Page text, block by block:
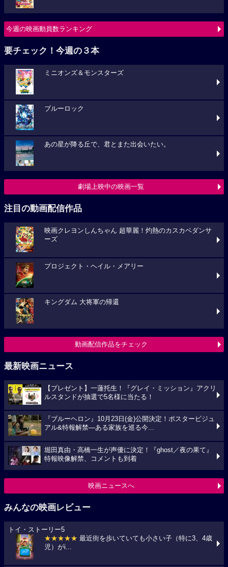
今週の映画動員数ランキング
要チェック！今週の３本
ミニオンズ＆モンスターズ
ブルーロック
あの星が降る丘で、君とまた出会いたい。
劇場上映中の映画一覧
注目の動画配信作品
映画クレヨンしんちゃん 超華麗！灼熱のカスカベダンサ
ーズ
プロジェクト・ヘイル・メアリー
キングダム 大将軍の帰還
動画配信作品をチェック
最新映画ニュース
【プレゼント】一蓮托生！『グレイ・ミッション』アクリ
ルスタンドが抽選で5名様に当たる！
『ブルーヘロン』10月23日(金)公開決定！ポスタービジュ
アル&特報解禁―ある家族を巡る今...
堀田真由・高橋一生が声優に決定！『ghost／夜の果て』
特報映像解禁、コメントも到着
映画ニュースへ
みんなの映画レビュー
トイ・ストーリー5
★★★★★ 最近街を歩いていても小さい子（特に3、4歳
児）がi...